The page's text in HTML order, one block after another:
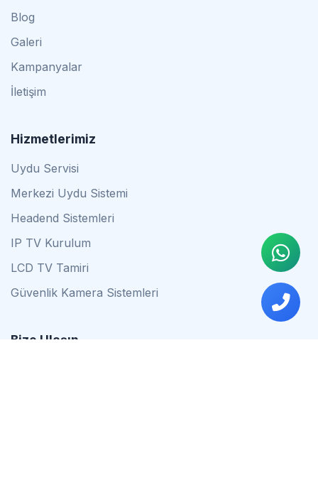
Blog
Galeri
Kampanyalar
İletişim
Hizmetlerimiz
Uydu Servisi
Merkezi Uydu Sistemi
Headend Sistemleri
IP TV Kurulum
LCD TV Tamiri
Güvenlik Kamera Sistemleri
Bize Ulaşın